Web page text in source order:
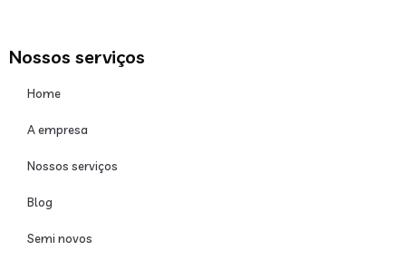
Nossos serviços
Home
A empresa
Nossos serviços
Blog
Semi novos